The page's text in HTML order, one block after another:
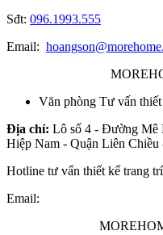
Sđt: 096.1993.555
Email:
Văn phòng Tư vấn
Địa chỉ: Lô số 4 - Đường Mê
Hiệp Nam - Quận Liên
Hotline tư vấn thiết kế trang
Email: